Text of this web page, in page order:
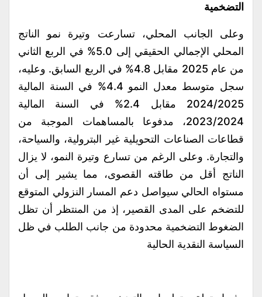
التضخمية
وعلى الجانب المحلي، تسارعت وتيرة نمو الناتج
المحلي الإجمالي الحقيقي إلى 5.0% في الربع الثاني
من عام 2025 مقابل 4.8% في الربع السابق. وعليه،
سجل متوسط معدل النمو 4.4% في السنة المالية
2024/2025 مقابل 2.4% في السنة المالية
2023/2024، مدفوعا بالمساهمات الموجبة من
قطاعات الصناعات التحويلية غير البترولية، والسياحة،
والتجارة. وعلى الرغم من تسارع وتيرة النمو، لا يزال
الناتج أقل من طاقته القصوى، مما يشير إلى أن
مستواه الحالي سيواصل دعم المسار النزولي المتوقع
للتضخم على المدى القصير، إذ من المنتظر أن تظل
الضغوط التضخمية محدودة من جانب الطلب في ظل
السياسة النقدية الحالية